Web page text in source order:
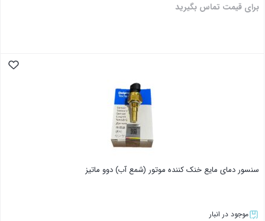
برای قیمت تماس بگیرید
سنسور دمای مایع خنک کننده موتور (شمع آب) دوو ماتیز
موجود در انبار